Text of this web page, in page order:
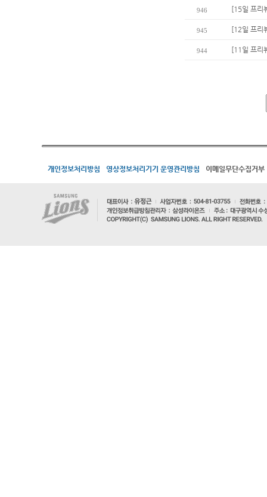
946 [15일 프리
945 [12일 프리
944 [11일 프리
개인정보처리방침 영상정보처리기기 운영관리방침 이메일무단수집거부